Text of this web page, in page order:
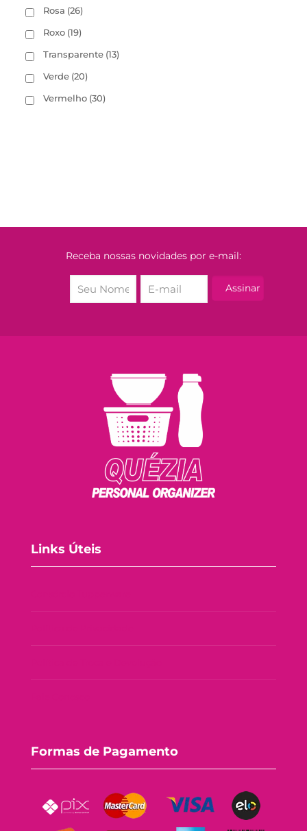
Rosa (26)
Roxo (19)
Transparente (13)
Verde (20)
Vermelho (30)
Receba nossas novidades por e-mail:
Links Úteis
Formas de Pagamento